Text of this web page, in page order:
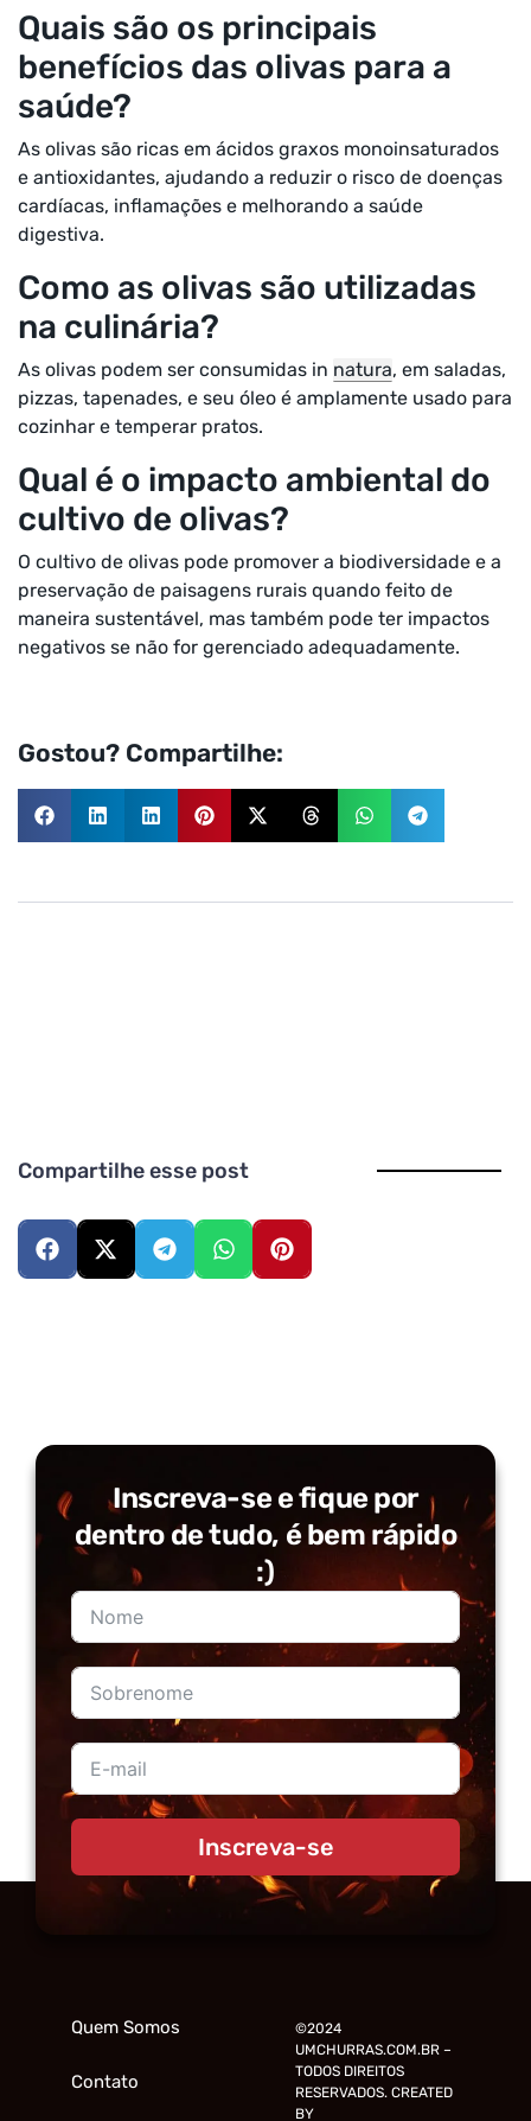
Quais são os principais
benefícios das olivas para a
saúde?
As olivas são ricas em ácidos graxos monoinsaturados
e antioxidantes, ajudando a reduzir o risco de doenças
cardíacas, inflamações e melhorando a saúde
digestiva.
Como as olivas são utilizadas
na culinária?
As olivas podem ser consumidas in natura, em saladas,
pizzas, tapenades, e seu óleo é amplamente usado para
cozinhar e temperar pratos.
Qual é o impacto ambiental do
cultivo de olivas?
O cultivo de olivas pode promover a biodiversidade e a
preservação de paisagens rurais quando feito de
maneira sustentável, mas também pode ter impactos
negativos se não for gerenciado adequadamente.
Gostou? Compartilhe:
Compartilhe esse post
Inscreva-se e fique por
dentro de tudo, é bem rápido
:)
Inscreva-se
Quem Somos
Contato
©2024
UMCHURRAS.COM.BR –
TODOS DIREITOS
RESERVADOS. CREATED
BY